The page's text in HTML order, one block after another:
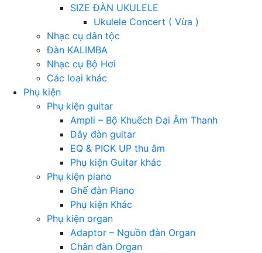
SIZE ĐÀN UKULELE
Ukulele Concert ( Vừa )
Nhạc cụ dân tộc
Đàn KALIMBA
Nhạc cụ Bộ Hơi
Các loại khác
Phụ kiện
Phụ kiện guitar
Ampli – Bộ Khuếch Đại Âm Thanh
Dây đàn guitar
EQ & PICK UP thu âm
Phụ kiện Guitar khác
Phụ kiện piano
Ghế đàn Piano
Phụ kiện Khác
Phụ kiện organ
Adaptor – Nguồn đàn Organ
Chân đàn Organ